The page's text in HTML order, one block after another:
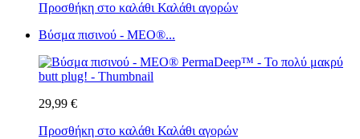
Προσθήκη στο καλάθι Καλάθι αγορών
Βύσμα πισινού - MEO®...
29,99 €
Προσθήκη στο καλάθι Καλάθι αγορών